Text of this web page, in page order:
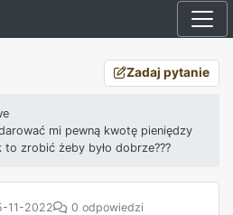
Zadaj pytanie
mi pewną kwotę pieniędzy
to zrobić żeby było dobrze???
11-2022 0 odpowiedzi